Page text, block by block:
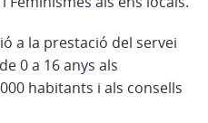
a la prestació del servei
0 a 16 anys als
habitants i als consells